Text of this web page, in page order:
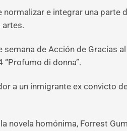
e integrar una parte
artes.
de Acción de Gracias
di donna”.
a un inmigrante ex convicto
homónima, Forrest